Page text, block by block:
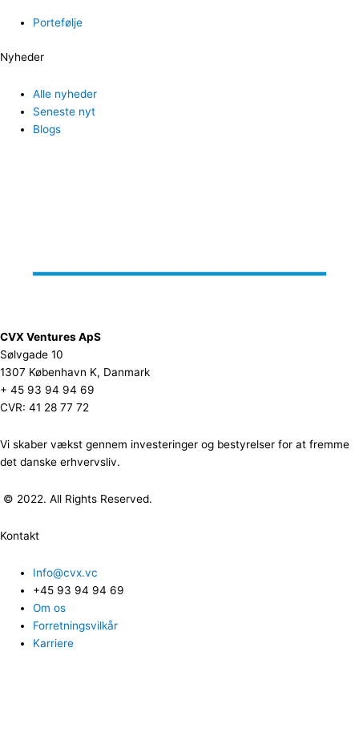
Portefølje
Nyheder
Alle nyheder
Seneste nyt
Blogs
CVX Ventures ApS
Sølvgade 10
1307 København K, Danmark
+ 45 93 94 94 69
CVR: 41 28 77 72
Vi skaber vækst gennem investeringer og bestyrelser for at fremme
det danske erhvervsliv.
© 2022. All Rights Reserved.
Kontakt
Info@cvx.vc
+45 93 94 94 69
Om os
Forretningsvilkår
Karriere